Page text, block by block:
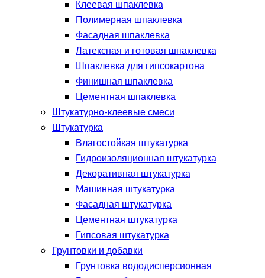
Клеевая шпаклевка
Полимерная шпаклевка
Фасадная шпаклевка
Латексная и готовая шпаклевка
Шпаклевка для гипсокартона
Финишная шпаклевка
Цементная шпаклевка
Штукатурно-клеевые смеси
Штукатурка
Влагостойкая штукатурка
Гидроизоляционная штукатурка
Декоративная штукатурка
Машинная штукатурка
Фасадная штукатурка
Цементная штукатурка
Гипсовая штукатурка
Грунтовки и добавки
Грунтовка вододисперсионная